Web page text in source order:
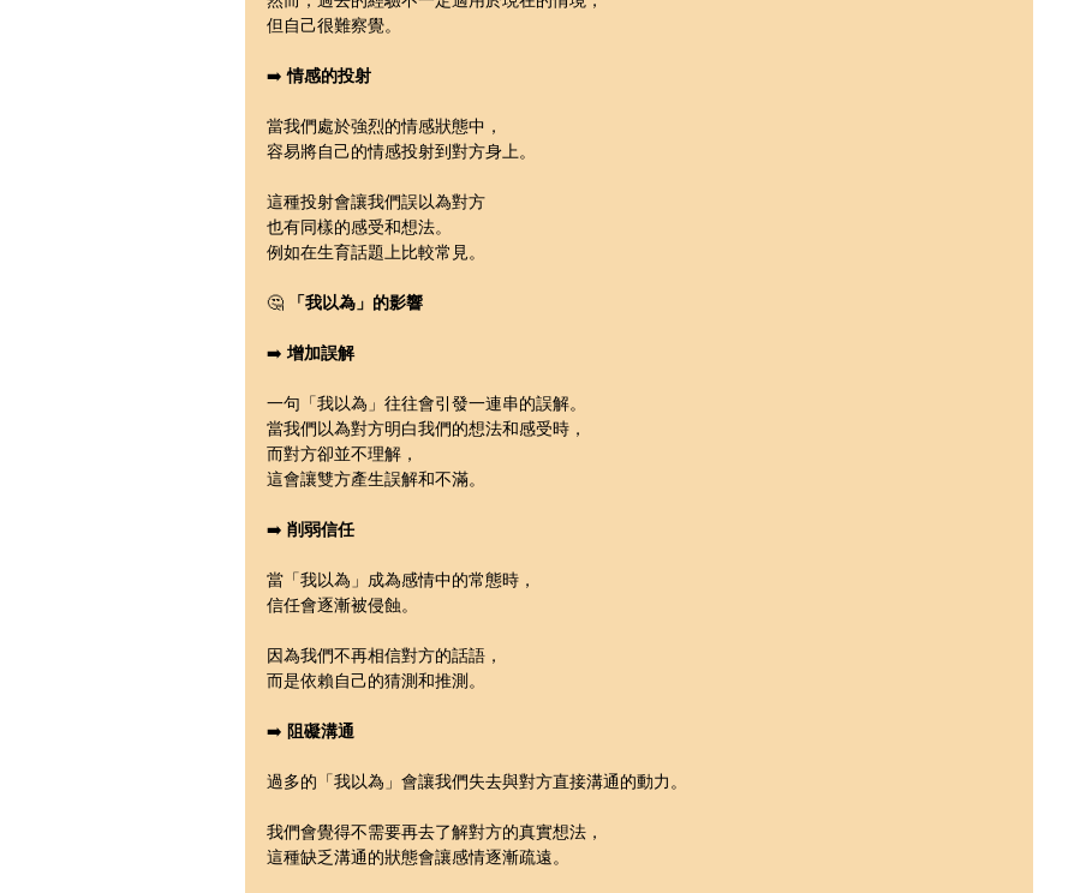
但自己很難察覺。
➡️ 情感的投射
當我們處於強烈的情感狀態中，
容易將自己的情感投射到對方身上。
這種投射會讓我們誤以為對方
也有同樣的感受和想法。
例如在生育話題上比較常見。
🤔 「我以為」的影響
➡️ 增加誤解
一句「我以為」往往會引發一連串的誤解。
當我們以為對方明白我們的想法和感受時，
而對方卻並不理解，
這會讓雙方產生誤解和不滿。
➡️ 削弱信任
當「我以為」成為感情中的常態時，
信任會逐漸被侵蝕。
因為我們不再相信對方的話語，
而是依賴自己的猜測和推測。
➡️ 阻礙溝通
過多的「我以為」會讓我們失去與對方直接溝通的動力。
我們會覺得不需要再去了解對方的真實想法，
這種缺乏溝通的狀態會讓感情逐漸疏遠。